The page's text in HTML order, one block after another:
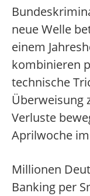
neue Welle
einem
kombinieren
technische
Überweisung
Verluste
Aprilwoche
Millionen
Banking per